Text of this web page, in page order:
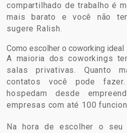
compartilhado de trabalho é
mais barato e você não
sugere Ralish.
Como escolher o coworking ideal
A maioria dos coworkings
salas privativas. Quanto
contatos você pode
hospedam desde
empresas com até 100
Na hora de escolher o seu